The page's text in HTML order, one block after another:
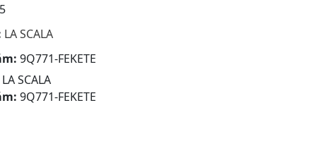
LA SCALA
9Q771-FEKETE
LA SCALA
9Q771-FEKETE